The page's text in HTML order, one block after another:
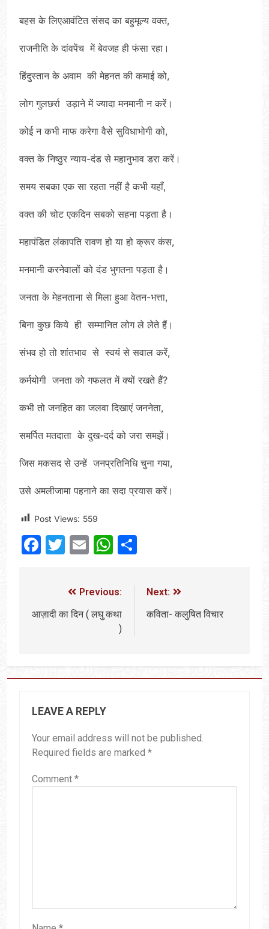
बहस के लिएआवंटित संसद का बहुमूल्य वक्त,
राजनीति के दांवपेंच में बेवजह ही फंसा रहा।
हिंदुस्तान के अवाम की मेहनत की कमाई को,
लोग गुलछर्रा उड़ाने में ज्यादा मनमानी न करें।
कोई न कभी माफ करेगा वैसे सुविधाभोगी को,
वक्त के निष्ठुर न्याय-दंड से महानुभाव डरा करें।
समय सबका एक सा रहता नहीं है कभी यहाँ,
वक्त की चोट एकदिन सबको सहना पड़ता है।
महापंडित लंकापति रावण हो या हो क्रूर कंस,
मनमानी करनेवालों को दंड भुगतना पड़ता है।
जनता के मेहनताना से मिला हुआ वेतन-भत्ता,
बिना कुछ किये ही सम्मानित लोग ले लेते हैं।
संभव हो तो शांतभाव से स्वयं से सवाल करें,
कर्मयोगी जनता को गफलत में क्यों रखते हैं?
कभी तो जनहित का जलवा दिखाएं जननेता,
समर्पित मतदाता के दुख-दर्द को जरा समझें।
जिस मकसद से उन्हें जनप्रतिनिधि चुना गया,
उसे अमलीजामा पहनाने का सदा प्रयास करें।
Post Views: 559
Facebook
Twitter
EmailWhatsApp
Previous:
आज़ादी का दिन ( लघु कथा
)
Next:
कविता- कलुषित विचार
LEAVE A REPLY
Your email address will not be published.
Required fields are marked *
Comment *